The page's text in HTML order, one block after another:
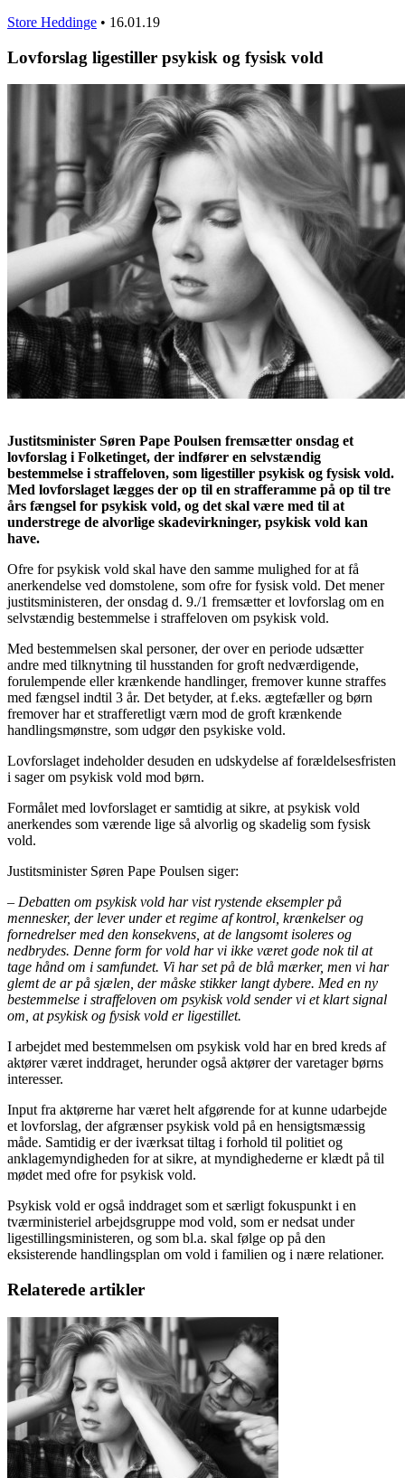
Store Heddinge • 16.01.19
Lovforslag ligestiller psykisk og fysisk vold
Justitsminister Søren Pape Poulsen fremsætter onsdag et
lovforslag i Folketinget, der indfører en selvstændig
bestemmelse i straffeloven, som ligestiller psykisk og fysisk vold.
Med lovforslaget lægges der op til en strafferamme på op til tre
års fængsel for psykisk vold, og det skal være med til at
understrege de alvorlige skadevirkninger, psykisk vold kan
have.
Ofre for psykisk vold skal have den samme mulighed for at få
anerkendelse ved domstolene, som ofre for fysisk vold. Det mener
justitsministeren, der onsdag d. 9./1 fremsætter et lovforslag om en
selvstændig bestemmelse i straffeloven om psykisk vold.
Med bestemmelsen skal personer, der over en periode udsætter
andre med tilknytning til husstanden for groft nedværdigende,
forulempende eller krænkende handlinger, fremover kunne straffes
med fængsel indtil 3 år. Det betyder, at f.eks. ægtefæller og børn
fremover har et strafferetligt værn mod de groft krænkende
handlingsmønstre, som udgør den psykiske vold.
Lovforslaget indeholder desuden en udskydelse af forældelsesfristen
i sager om psykisk vold mod børn.
Formålet med lovforslaget er samtidig at sikre, at psykisk vold
anerkendes som værende lige så alvorlig og skadelig som fysisk
vold.
Justitsminister Søren Pape Poulsen siger:
– Debatten om psykisk vold har vist rystende eksempler på
mennesker, der lever under et regime af kontrol, krænkelser og
fornedrelser med den konsekvens, at de langsomt isoleres og
nedbrydes. Denne form for vold har vi ikke været gode nok til at
tage hånd om i samfundet. Vi har set på de blå mærker, men vi har
glemt de ar på sjælen, der måske stikker langt dybere. Med en ny
bestemmelse i straffeloven om psykisk vold sender vi et klart signal
om, at psykisk og fysisk vold er ligestillet.
I arbejdet med bestemmelsen om psykisk vold har en bred kreds af
aktører været inddraget, herunder også aktører der varetager børns
interesser.
Input fra aktørerne har været helt afgørende for at kunne udarbejde
et lovforslag, der afgrænser psykisk vold på en hensigtsmæssig
måde. Samtidig er der iværksat tiltag i forhold til politiet og
anklagemyndigheden for at sikre, at myndighederne er klædt på til
mødet med ofre for psykisk vold.
Psykisk vold er også inddraget som et særligt fokuspunkt i en
tværministeriel arbejdsgruppe mod vold, som er nedsat under
ligestillingsministeren, og som bl.a. skal følge op på den
eksisterende handlingsplan om vold i familien og i nære relationer.
Relaterede artikler